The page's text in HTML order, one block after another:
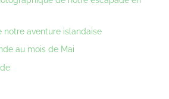
notre aventure islandaise
au mois de Mai